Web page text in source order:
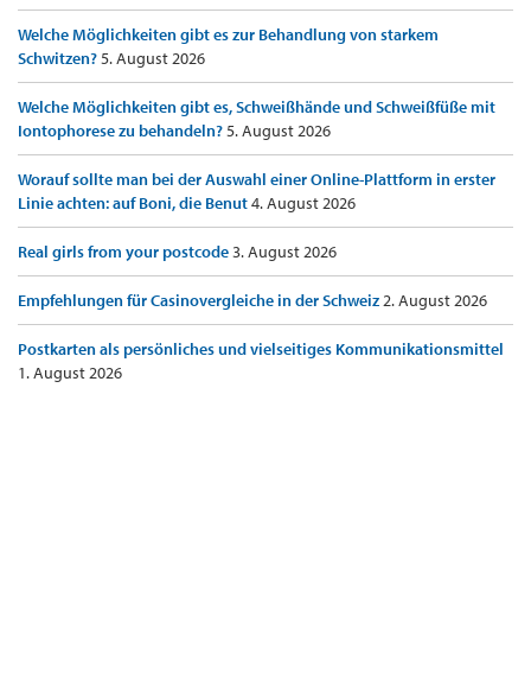
Welche Möglichkeiten gibt es zur Behandlung von starkem
Schwitzen?5. August 2026
Welche Möglichkeiten gibt es, Schweißhände und Schweißfüße mit
Iontophorese zu behandeln?5. August 2026
Worauf sollte man bei der Auswahl einer Online-Plattform in erster
Linie achten: auf Boni, die Benut4. August 2026
Real girls from your postcode3. August 2026
Empfehlungen für Casinovergleiche in der Schweiz2. August 2026
Postkarten als persönliches und vielseitiges Kommunikationsmittel
1. August 2026